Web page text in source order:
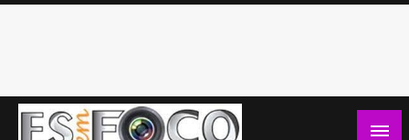
Skip